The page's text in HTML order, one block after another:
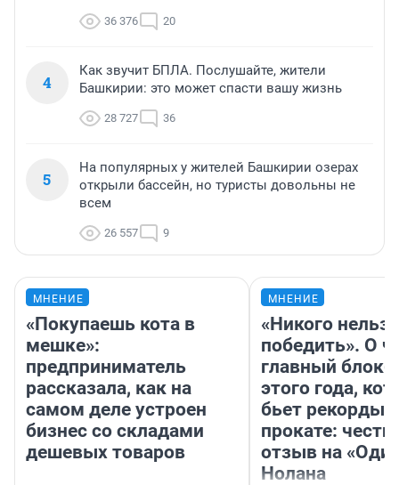
36 376 20
4
Как звучит БПЛА. Послушайте, жители
Башкирии: это может спасти вашу жизнь
28 727 36
5
На популярных у жителей Башкирии озерах
открыли бассейн, но туристы довольны не
всем
26 557 9
МНЕНИЕ
«Покупаешь кота в
мешке»:
предприниматель
рассказала, как на
самом деле устроен
бизнес со складами
дешевых товаров
МНЕНИЕ
«Никого нельзя
победить». О
главный
этого года,
бьет рекорды в
прокате:
отзыв на
Нолана